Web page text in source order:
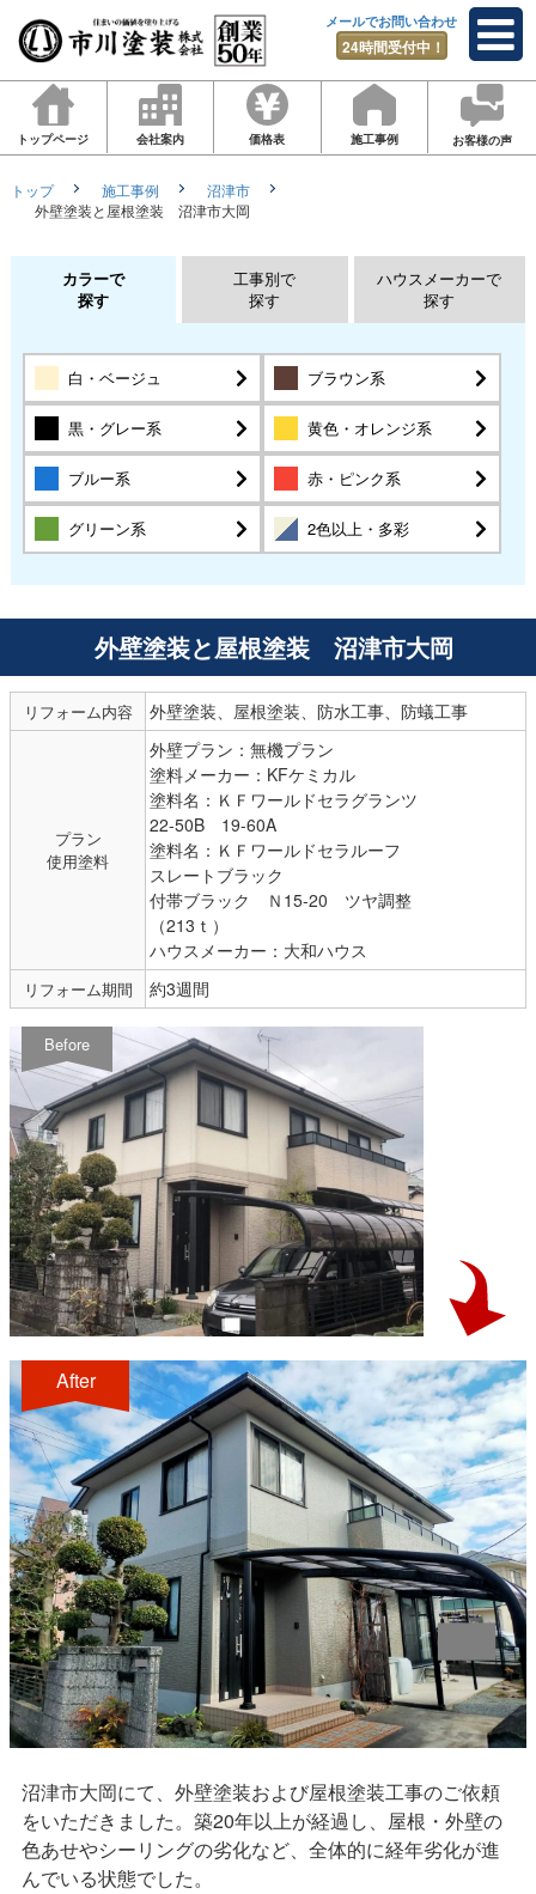
メールでお問い合わせ
24時間受付中！
トップページ 会社案内 価格表 施工事例 お客様の声
トップ 施工事例
沼津市
外壁塗装と屋根塗装 沼津市大岡
カラーで
探す
工事別で
探す
ハウスメーカーで
探す
白・ベージュ ブラウン系
黒・グレー系 黄色・オレンジ系
ブルー系 赤・ピンク系
グリーン系 2色以上・多彩
外壁塗装と屋根塗装 沼津市大岡
リフォーム内容 外壁塗装、屋根塗装、防水工事、防蟻工事
プラン
使用塗料
外壁プラン：無機プラン
塗料メーカー：KFケミカル
塗料名：ＫＦワールドセラグランツ
22-50B 19-60A
塗料名：ＫＦワールドセラルーフ
スレートブラック
付帯ブラック Ｎ15-20 ツヤ調整
（213ｔ）
ハウスメーカー：大和ハウス
リフォーム期間 約3週間
Before
After
沼津市大岡にて、外壁塗装および屋根塗装工事のご依頼
をいただきました。築20年以上が経過し、屋根・外壁の
色あせやシーリングの劣化など、全体的に経年劣化が進
んでいる状態でした。